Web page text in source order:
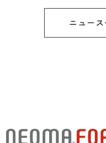
ニュー